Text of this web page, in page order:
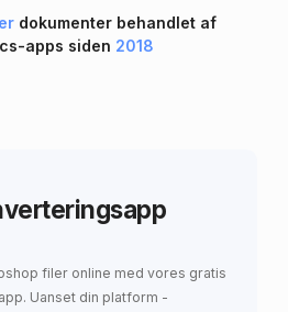
dokumenter behandlet af
apps siden 2018
filer online med vores gratis
Uanset din platform -